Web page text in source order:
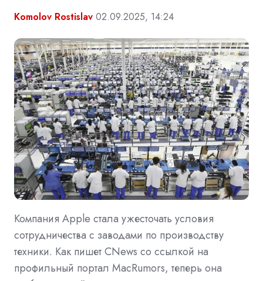
Komolov Rostislav 02.09.2025, 14:24
Компания Apple стала ужесточать условия
сотрудничества с заводами по производству
техники. Как пишет CNews со ссылкой на
профильный портал MacRumors, теперь она